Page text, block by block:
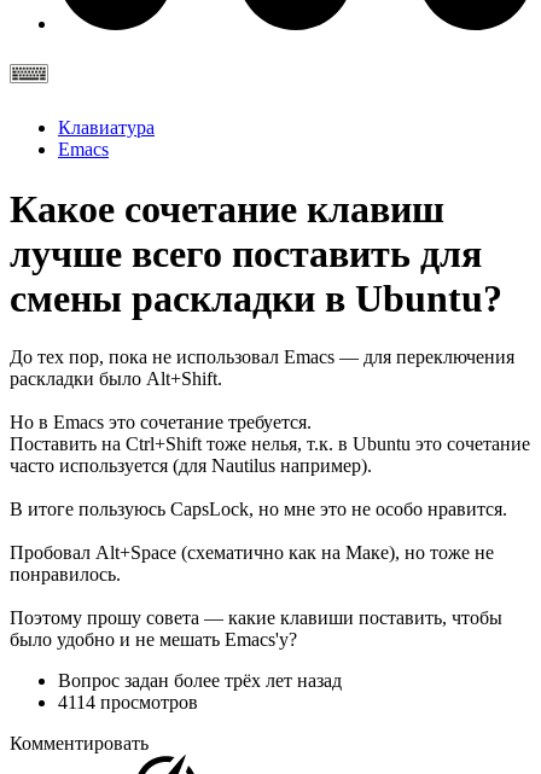
Клавиатура
Emacs
Какое сочетание клавиш
лучше всего поставить для
смены раскладки в Ubuntu?
До тех пор, пока не использовал Emacs — для переключения
раскладки было Alt+Shift.
Но в Emacs это сочетание требуется.
Поставить на Сtrl+Shift тоже нелья, т.к. в Ubuntu это сочетание
часто используется (для Nautilus например).
В итоге пользуюсь CapsLock, но мне это не особо нравится.
Пробовал Alt+Space (схематично как на Маке), но тоже не
понравилось.
Поэтому прошу совета — какие клавиши поставить, чтобы
было удобно и не мешать Emacs'у?
Вопрос задан более трёх лет назад
4114 просмотров
Комментировать